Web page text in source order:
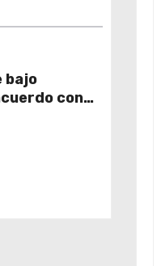
bajo
con